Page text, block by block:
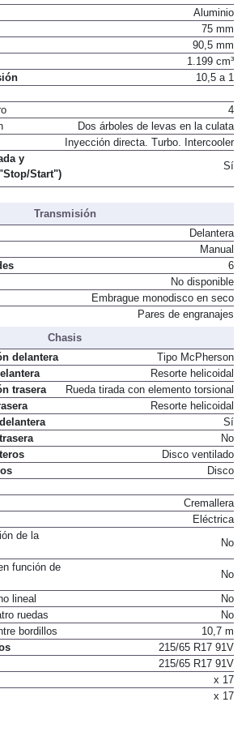
Aluminio
75 mm
90,5 mm
1.199 cm³
10,5 a 1
4
Dos árboles de levas en la culata
Inyección directa. Turbo. Intercooler
y
Start")
Sí
Transmisión
Delantera
Manual
6
No disponible
Embrague monodisco en seco
Pares de engranajes
Chasis
delantera
Tipo McPherson
Resorte helicoidal
trasera
Rueda tirada con elemento torsional
Resorte helicoidal
Sí
No
Disco ventilado
Disco
Cremallera
Eléctrica
de la
No
función de
No
lineal
No
ruedas
No
bordillos
10,7 m
215/65 R17 91V
215/65 R17 91V
x 17
x 17